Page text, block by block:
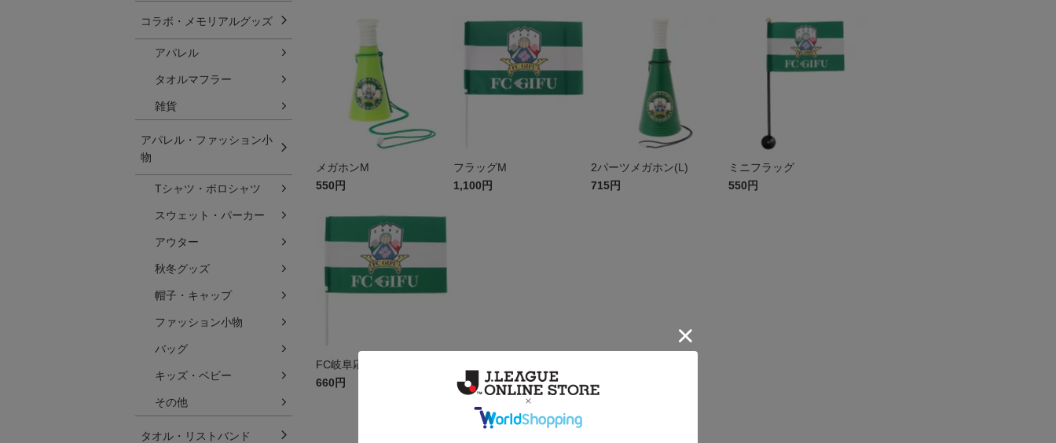
メガホンM
550円
フラッグM
1,100円
2パーツメガホン(L)
715円
ミニフラッグ
550円
FC岐阜応援フラッグ(S)
660円
コラボ・メモリアルグッズ
アパレル
タオルマフラー
雑貨
アパレル・ファッション小
物
Tシャツ・ポロシャツ
スウェット・パーカー
アウター
秋冬グッズ
帽子・キャップ
ファッション小物
バッグ
キッズ・ベビー
その他
タオル・リストバンド